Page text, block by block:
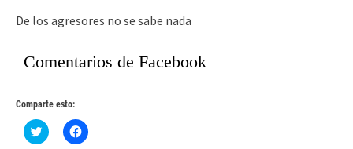
De los agresores no se sabe nada
Comentarios de Facebook
Comparte esto:
Haz
clic
Haz
clic